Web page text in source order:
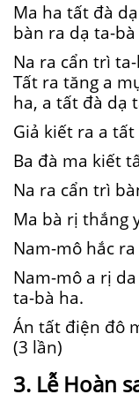
Ma ha tất đà
bàn ra dạ ta-bà
Na ra cẩn trì
Tất ra tăng a
ha, a tất đà dạ
Giả kiết ra a
Ba đà ma kiết
Na ra cẩn trì
Ma bà rị thắng
Nam-mô hắc
Nam-mô a rị
ta-bà ha.
Án tất điện đô
(3 lần)
3. Lễ Hoàn